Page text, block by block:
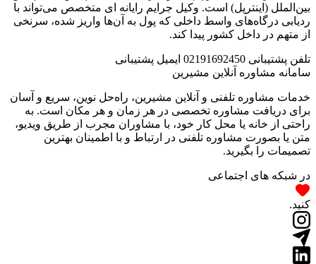
بین‌الملل (اینترپل) است. وکیل جرایم رایانه ای متخصص می‌تواند با
ردیابی درگاه‌های واسط داخلی که پول به آن‌ها واریز شده، سرنخی
از متهم در داخل کشور پیدا کند.
تلفن پشتیبانی 02191692450 ایمیل پشتیبانی
سامانه مشاوره آنلاین مشیرین
خدمات مشاوره تلفنی و آنلاین مشیرین، راه‌‌حل نوین، سریع و آسان
برای دریافت مشاوره تخصصی در هر زمان و هر مکان است. به
راحتی از خانه یا محل کار خود، با مشاوران مجرب از طریق ویدیو،
متن یا بصورت مشاوره تلفنی در ارتباط و با اطمینان بهترین
تصمیمات را بگیرید.
در شبکه های اجتماعی
کنید.